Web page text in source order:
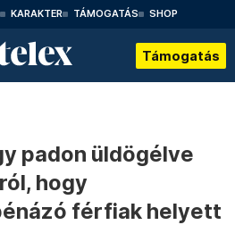
KARAKTER TÁMOGATÁS SHOP
Támogatás
padon üldögélve
hogy
férfiak helyett